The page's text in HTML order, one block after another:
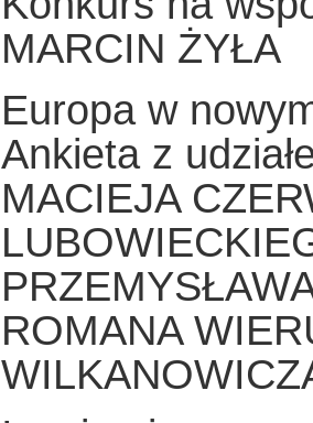
MARCIN ŻYŁA
Europa w
Ankieta z
MACIEJA
ROMANA